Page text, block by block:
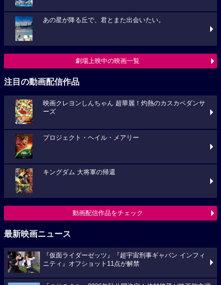
あの星が降る丘で、君とまた出会いたい。
劇場上映中の映画一覧
注目の動画配信作品
映画クレヨンしんちゃん 超華麗！灼熱のカスカベダンサ
ーズ
プロジェクト・ヘイル・メアリー
キングダム 大将軍の帰還
動画配信作品をチェック
最新映画ニュース
『仮面ライダーゼッツ』『超宇宙刑事ギャバン インフィ
ニティ』オフショット11点が解禁